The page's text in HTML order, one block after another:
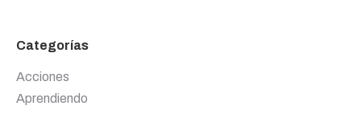
Categorías
Acciones
Aprendiendo